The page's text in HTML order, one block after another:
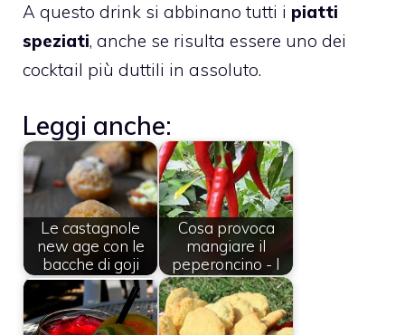
A questo drink si abbinano tutti i piatti
speziati, anche se risulta essere uno dei
cocktail più duttili in assoluto.
Leggi anche:
Le castagnole
new age con le
bacche di goji
Cosa provoca
mangiare il
peperoncino - I